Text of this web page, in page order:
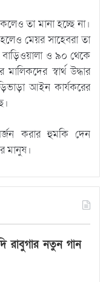
তা মানা হচ্ছে না।
মেয়র সাহেবরা তা
ও ৯০ থেকে
স্বার্থ উদ্ধার
আইন কার্যকরের
করার হুমকি দেন
মানুষ।
রাবুগার নতুন গান